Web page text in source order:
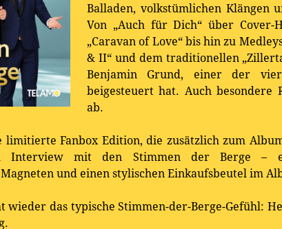
Balladen, volkstümlichen Klängen
Von „Auch für Dich“ über Cover-
„Caravan of Love“ bis hin zu
& II“ und dem traditionellen
Benjamin Grund, einer der
beigesteuert hat. Auch besondere
ab.
limitierte Fanbox Edition, die zusätzlich zum
Interview mit den Stimmen der Berge –
und einen stylischen Einkaufsbeutel im
wieder das typische Stimmen-der-Berge-Gefühl: